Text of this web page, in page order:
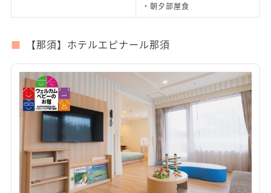
・朝夕部屋食
【那須】ホテルエピナール那須